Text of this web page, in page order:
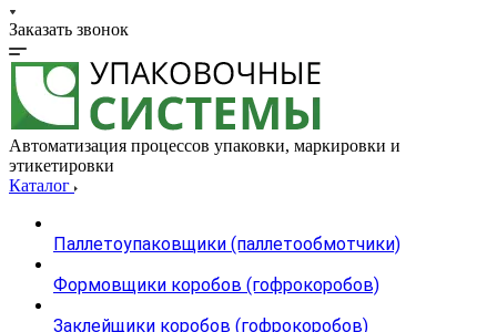
Заказать звонок
Автоматизация процессов упаковки, маркировки и
этикетировки
Каталог
Паллетоупаковщики (паллетообмотчики)
Формовщики коробов (гофрокоробов)
Заклейщики коробов (гофрокоробов)